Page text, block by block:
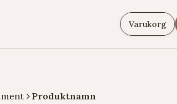
Varukorg
Produktnamn